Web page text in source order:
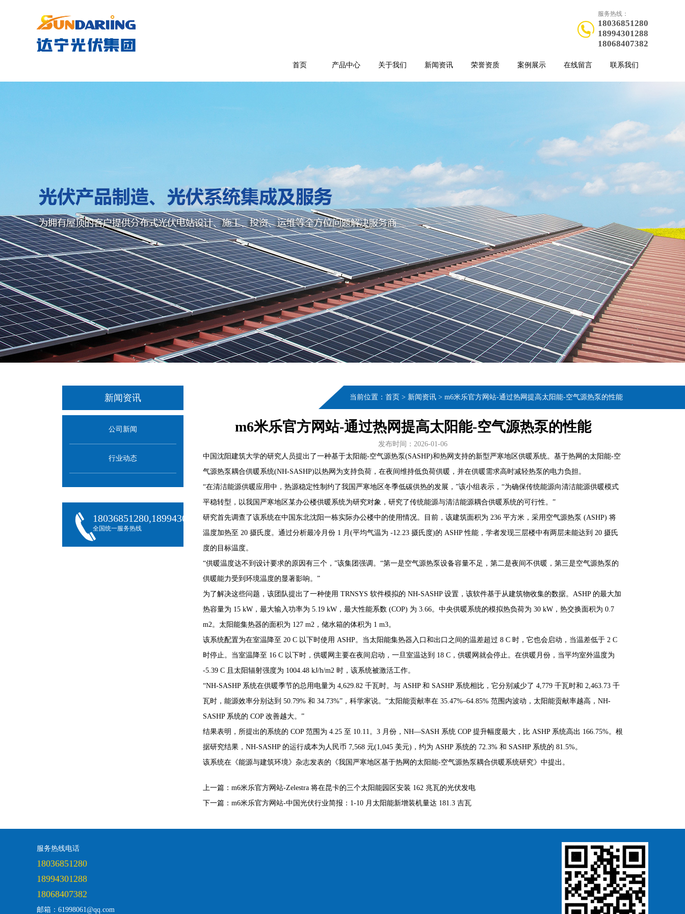
服务热线：
18036851280
18994301288
18068407382
首页 产品中心 关于我们 新闻资讯 荣誉资质 案例展示 在线留言 联系我们
新闻资讯
公司新闻
行业动态
18036851280,18994301288,18068407382
全国统一服务热线
当前位置： 首页 > 新闻资讯 > m6米乐官方网站-通过热网提高太阳能-空气源热泵的性能
m6米乐官方网站-通过热网提高太阳能-空气源热泵的性能
发布时间：2026-01-06
中国沈阳建筑大学的研究人员提出了一种基于太阳能-空气源热泵(SASHP)和热网支持的新型严寒地区供暖系统。基于热网的太阳能-空
气源热泵耦合供暖系统(NH-SASHP)以热网为支持负荷，在夜间维持低负荷供暖，并在供暖需求高时减轻热泵的电力负担。
“在清洁能源供暖应用中，热源稳定性制约了我国严寒地区冬季低碳供热的发展，”该小组表示，“为确保传统能源向清洁能源供暖模式
平稳转型，以我国严寒地区某办公楼供暖系统为研究对象，研究了传统能源与清洁能源耦合供暖系统的可行性。”
研究首先调查了该系统在中国东北沈阳一栋实际办公楼中的使用情况。目前，该建筑面积为 236 平方米，采用空气源热泵 (ASHP) 将
温度加热至 20 摄氏度。通过分析最冷月份 1 月(平均气温为 -12.23 摄氏度)的 ASHP 性能，学者发现三层楼中有两层未能达到 20 摄氏
度的目标温度。
“供暖温度达不到设计要求的原因有三个，”该集团强调。“第一是空气源热泵设备容量不足，第二是夜间不供暖，第三是空气源热泵的
供暖能力受到环境温度的显著影响。”
为了解决这些问题，该团队提出了一种使用 TRNSYS 软件模拟的 NH-SASHP 设置，该软件基于从建筑物收集的数据。ASHP 的最大加
热容量为 15 kW，最大输入功率为 5.19 kW，最大性能系数 (COP) 为 3.66。中央供暖系统的模拟热负荷为 30 kW，热交换面积为 0.7
m2。太阳能集热器的面积为 127 m2，储水箱的体积为 1 m3。
该系统配置为在室温降至 20 C 以下时使用 ASHP。当太阳能集热器入口和出口之间的温差超过 8 C 时，它也会启动，当温差低于 2 C
时停止。当室温降至 16 C 以下时，供暖网主要在夜间启动，一旦室温达到 18 C，供暖网就会停止。在供暖月份，当平均室外温度为
-5.39 C 且太阳辐射强度为 1004.48 kJ/h/m2 时，该系统被激活工作。
“NH-SASHP 系统在供暖季节的总用电量为 4,629.82 千瓦时。与 ASHP 和 SASHP 系统相比，它分别减少了 4,779 千瓦时和 2,463.73 千
瓦时，能源效率分别达到 50.79% 和 34.73%”，科学家说。“太阳能贡献率在 35.47%–64.85% 范围内波动，太阳能贡献率越高，NH-
SASHP 系统的 COP 改善越大。”
结果表明，所提出的系统的 COP 范围为 4.25 至 10.11。3 月份，NH—SASH 系统 COP 提升幅度最大，比 ASHP 系统高出 166.75%。根
据研究结果，NH-SASHP 的运行成本为人民币 7,568 元(1,045 美元)，约为 ASHP 系统的 72.3% 和 SASHP 系统的 81.5%。
该系统在《能源与建筑环境》杂志发表的《我国严寒地区基于热网的太阳能-空气源热泵耦合供暖系统研究》中提出。
上一篇： m6米乐官方网站-Zelestra 将在昆卡的三个太阳能园区安装 162 兆瓦的光伏发电
下一篇： m6米乐官方网站-中国光伏行业简报：1-10 月太阳能新增装机量达 181.3 吉瓦
服务热线电话
18036851280
18994301288
18068407382
邮箱：61998061@qq.com